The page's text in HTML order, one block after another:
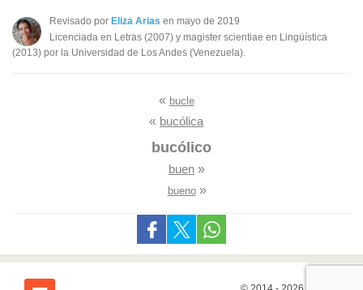
Existen sinónimos incorrectos
Ninguno de los sinónimos presentados me ayudó
Revisado por Eliza Arias en mayo de 2019
Licenciada en Letras (2007) y magister scientiae en Lingüística
(2013) por la Universidad de Los Andes (Venezuela).
« bucle
« bucólica
bucólico
buen »
bueno»